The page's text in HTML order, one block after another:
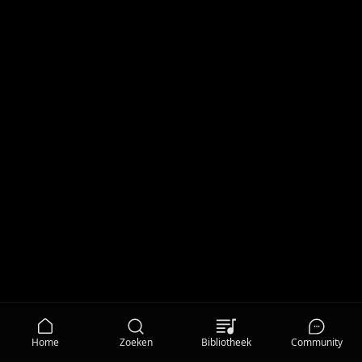
Home Zoeken Bibliotheek Community